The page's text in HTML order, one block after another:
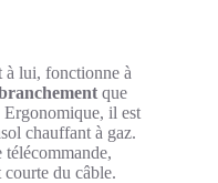
à lui, fonctionne à
que
Ergonomique, il est
chauffant à gaz.
télécommande,
du câble.